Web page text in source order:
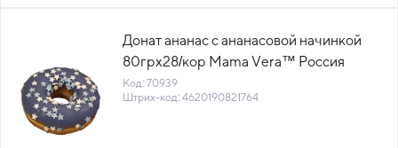
Донат ананас с ананасовой начинкой
80грх28/кор Mama Vera™ Россия
(КОР) (440) (КОД 70939) (-18°С)
Код: 70939
Штрих-код: 4620190821764